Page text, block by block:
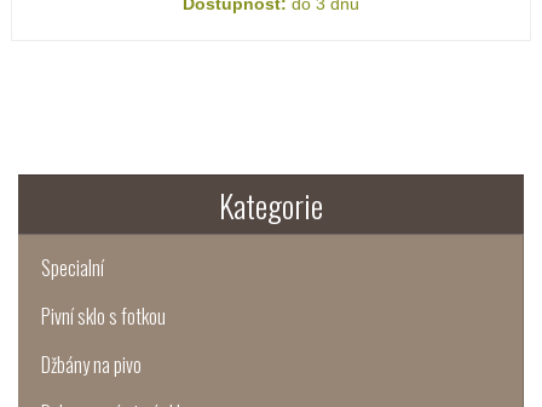
Kategorie
Specialní
Pivní sklo s fotkou
Džbány na pivo